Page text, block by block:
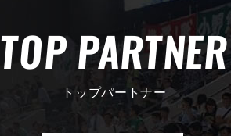
TOP PARTNER
トップパートナー